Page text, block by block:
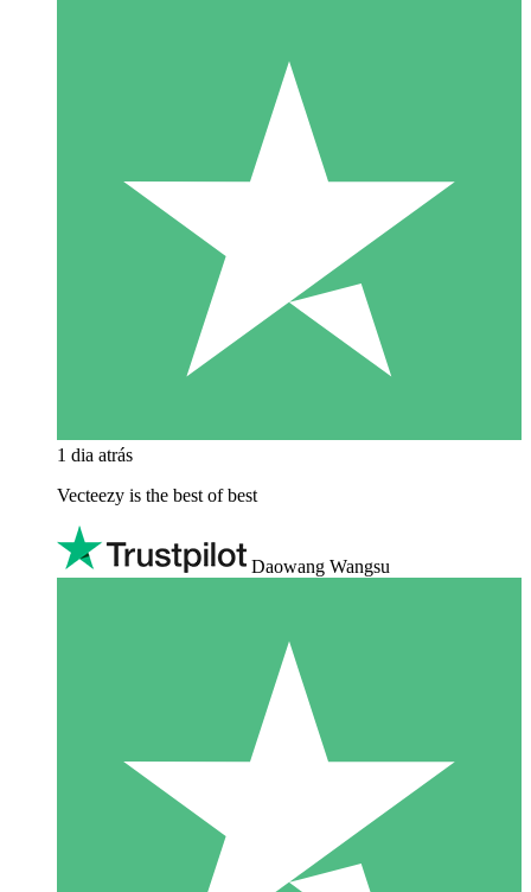
1 dia atrás
Vecteezy is the best of best
Daowang Wangsu